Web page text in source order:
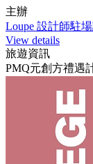
主辦
Loupe 設計師駐場
View details
旅遊資訊
PMQ元創方禮遇